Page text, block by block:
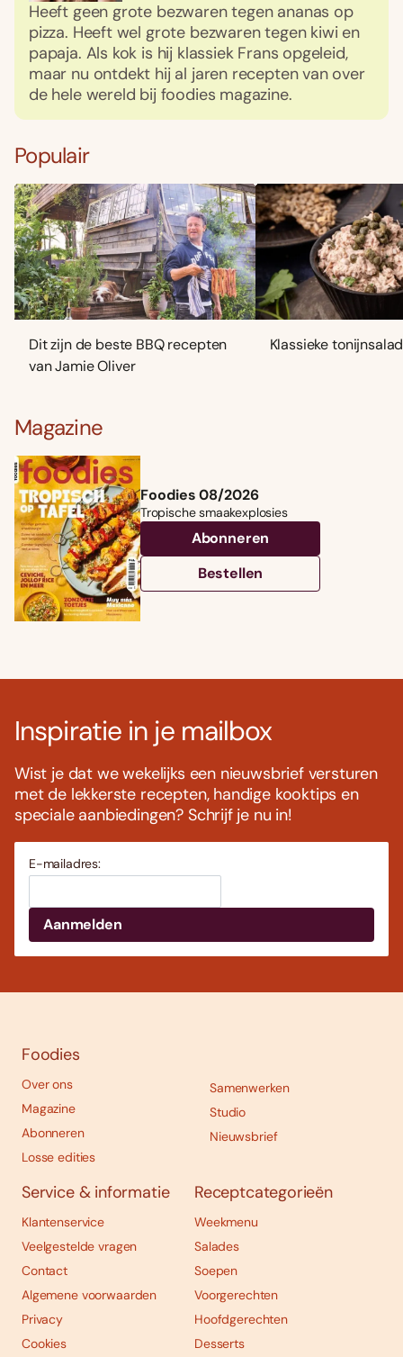
Heeft geen grote bezwaren tegen ananas op
pizza. Heeft wel grote bezwaren tegen kiwi en
papaja. Als kok is hij klassiek Frans opgeleid,
maar nu ontdekt hij al jaren recepten van over
de hele wereld bij foodies magazine.
Populair
Dit zijn de beste BBQ recepten
van Jamie Oliver
Klassieke
Magazine
Foodies 08/2026
Tropische smaakexplosies
Abonneren
Bestellen
Inspiratie in je mailbox
Wist je dat we wekelijks een nieuwsbrief versturen
met de lekkerste recepten, handige kooktips en
speciale aanbiedingen? Schrijf je nu in!
E-mailadres:
Foodies
Over ons
Magazine
Abonneren
Losse edities
Samenwerken
Studio
Nieuwsbrief
Service & informatie
Klantenservice
Veelgestelde vragen
Contact
Algemene voorwaarden
Privacy
Cookies
Receptcategorieën
Weekmenu
Salades
Soepen
Voorgerechten
Hoofdgerechten
Desserts